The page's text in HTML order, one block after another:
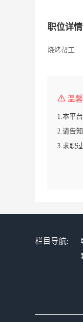
职位详情
烧烤帮工
温
1.本平
2.请告
3.求职
栏目导航: